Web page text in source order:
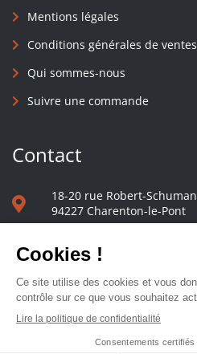
Mentions légales
Conditions générales de ventes
Qui sommes-nous
Suivre une commande
Contact
18-20 rue Robert-Schuman
94227 Charenton-le-Pont